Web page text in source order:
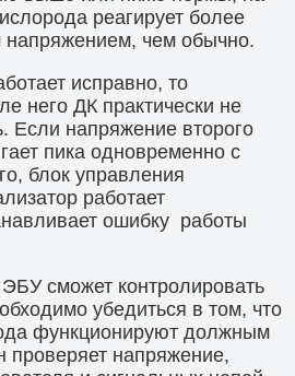
реагирует более
напряжением, чем обычно.
исправно, то
него ДК практически не
Если напряжение второго
пика одновременно с
блок управления
работает
ошибку работы
сможет контролировать
убедиться в том, что
функционируют должным
проверяет напряжение,